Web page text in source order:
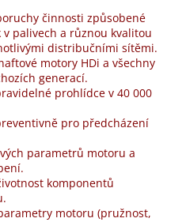
činnosti způsobené
palivech a různou kvalitou
distribučními sítěmi.
motory HDi a všechny
generací.
prohlídce v 40 000
pro předcházení
parametrů motoru a
komponentů
motoru (pružnost,